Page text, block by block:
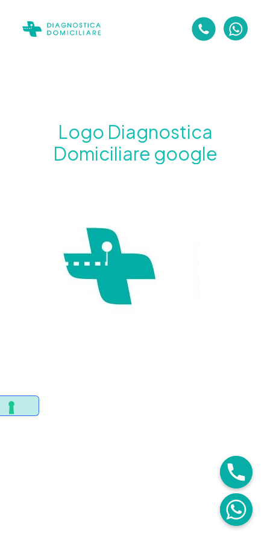
Logo Diagnostica
Domiciliare google